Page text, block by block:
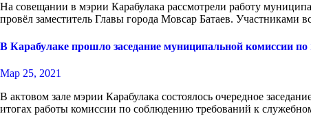
На совещании в мэрии Карабулака рассмотрели работу
провёл заместитель Главы города Мовсар Батаев. Участниками
В Карабулаке прошло заседание муниципальной комиссии
Мар 25, 2021
В актовом зале мэрии Карабулака состоялось очередное
итогах работы комиссии по соблюдению требований к